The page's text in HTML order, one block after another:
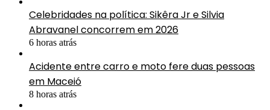
Celebridades na política: Sikêra Jr e Silvia
Abravanel concorrem em 2026
6 horas atrás
Acidente entre carro e moto fere duas pessoas
em Maceió
8 horas atrás